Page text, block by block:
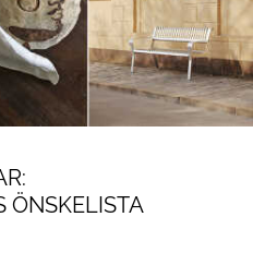
ÖNSKELISTA